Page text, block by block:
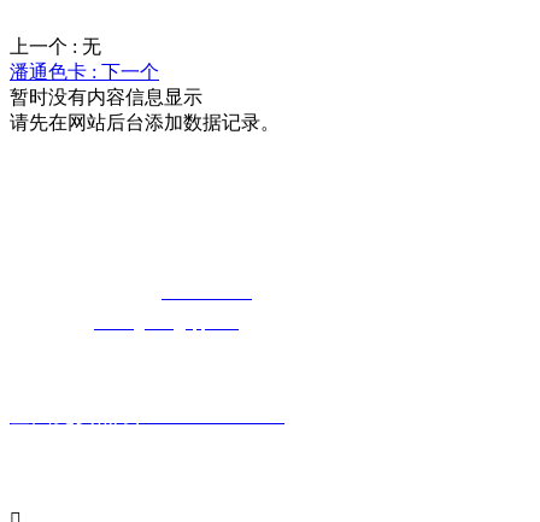
上一个 : 无
潘通色卡 : 下一个
暂时没有内容信息显示
请先在网站后台添加数据记录。